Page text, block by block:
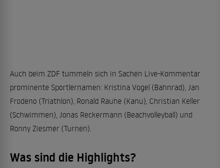
Auch beim ZDF tummeln sich in Sachen Live-Kommentar
prominente Sportlernamen: Kristina Vogel (Bahnrad), Jan
Frodeno (Triathlon), Ronald Rauhe (Kanu), Christian Keller
(Schwimmen), Jonas Reckermann (Beachvolleyball) und
Ronny Ziesmer (Turnen).
Was sind die Highlights?